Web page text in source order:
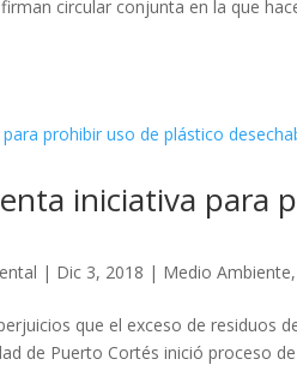
circular conjunta en la que
iniciativa para
| Dic 3, 2018 | Medio Ambiente,
que el exceso de residuos
de Puerto Cortés inició proceso